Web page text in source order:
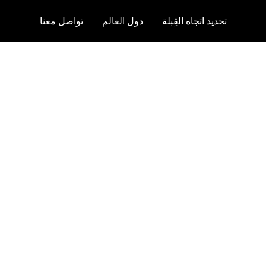
تحديد اتجاه القِبلة دول العالم تواصل معنا